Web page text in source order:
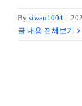
By siwan1004 |
글 내용 전체보기